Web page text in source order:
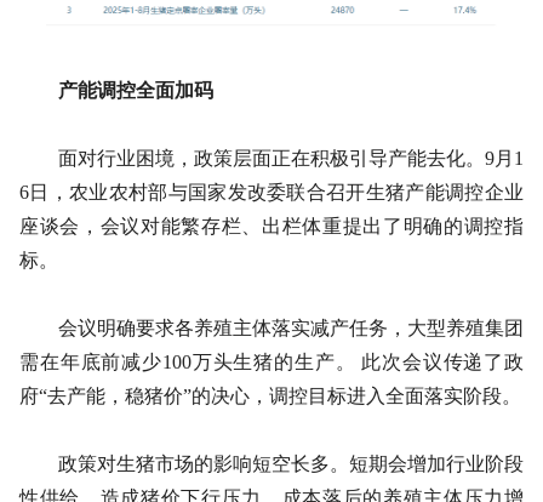
产能调控全面加码
面对行业困境，政策层面正在积极引导产能去化。9月1
6日，农业农村部与国家发改委联合召开生猪产能调控企业
座谈会，会议对能繁存栏、出栏体重提出了明确的调控指
标。
会议明确要求各养殖主体落实减产任务，大型养殖集团
需在年底前减少100万头生猪的生产。 此次会议传递了政
府“去产能，稳猪价”的决心，调控目标进入全面落实阶段。
政策对生猪市场的影响短空长多。短期会增加行业阶段